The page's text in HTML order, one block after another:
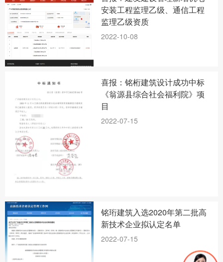
安装工程监理乙级、通信工程
监理乙级资质
2022-10-08
喜报：铭桁建筑设计成功中标
《翁源县综合社会福利院》项
目
2022-07-15
铭珩建筑入选2020年第二批高
新技术企业拟认定名单
2022-07-15